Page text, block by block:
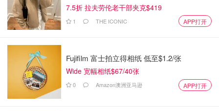
7.5折 拉夫劳伦老干部夹克$419
1 THE ICONIC APP打开
Fujifilm 富士拍立得相纸 低至$1.2/张
Wide 宽幅相纸$67/40张
0 Amazon澳洲亚马逊 APP打开